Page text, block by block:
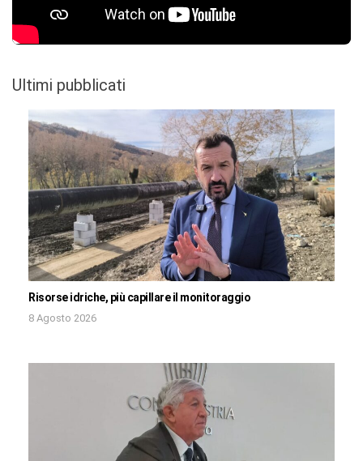
Ultimi pubblicati
Risorse idriche, più capillare il monitoraggio
8 Agosto 2026